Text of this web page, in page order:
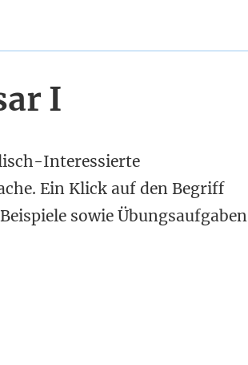
I
Interessierte
Ein Klick auf den Begriff
sowie Übungsaufgaben